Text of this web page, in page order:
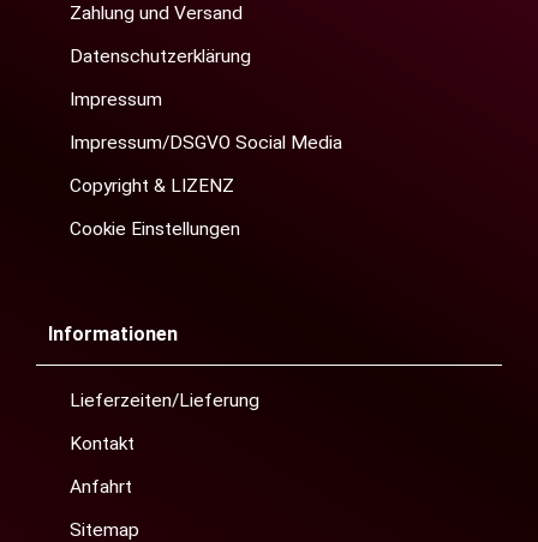
Zahlung und Versand
Datenschutzerklärung
Impressum
Impressum/DSGVO Social Media
Copyright & LIZENZ
Cookie Einstellungen
Informationen
Lieferzeiten/Lieferung
Kontakt
Anfahrt
Sitemap